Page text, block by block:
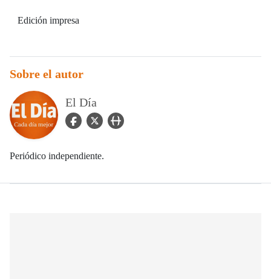
Edición impresa
Sobre el autor
El Día
facebook Icon
twitter Iconuser_url Icon
Periódico independiente.